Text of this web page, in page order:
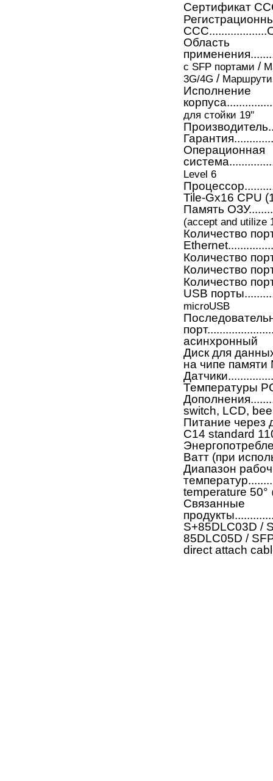
Сертификат
Область
с SFP портами /
3G/4G /
Исполнение
для стойки 19''
Операционная
Level 6
Tile-Gx16 CPU
Память
(accept and utilize
Количество
Количество
Количество
Количество
USB
microUSB
асинхронный
Диск для
на чипе памяти
Температуры
switch, LCD,
Питание через
C14 standard
Ватт (при
Диапазон
temperature 50°
Связанные
S+85DLC03D /
85DLC05D /
direct attach